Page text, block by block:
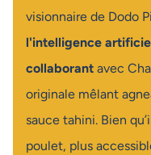
visionnaire de Dodo
l'intelligence
collaborant avec
originale mêlant
sauce tahini. Bien
poulet, plus